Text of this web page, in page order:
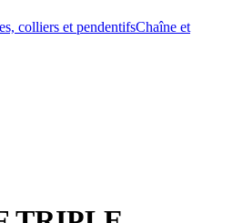
colliers et pendentifsChaîne et